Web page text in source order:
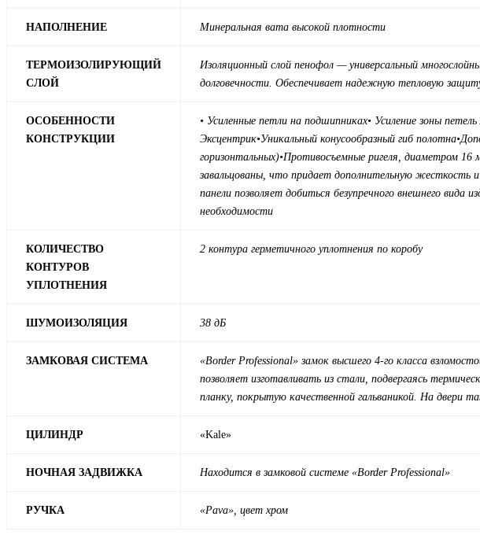
НАПОЛНЕНИЕ Минеральная вата высокой плотности
ТЕРМОИЗОЛИРУЮЩИЙ
СЛОЙ
Изоляционный слой пенофол — универсальный
долговечности. Обеспечивает надежную тепловую
ОСОБЕННОСТИ
КОНСТРУКЦИИ
• Усиленные петли на подшипниках• Усиление зоны
Эксцентрик•Уникальный конусообразный гиб полотна•
горизонтальных)•Противосъемные ригеля, диаметром
завальцованы, что придает дополнительную жесткость
панели позволяет добиться безупречного внешнего
необходимости
КОЛИЧЕСТВО
КОНТУРОВ
УПЛОТНЕНИЯ
2 контура герметичного уплотнения по коробу
ШУМОИЗОЛЯЦИЯ 38 дБ
ЗАМКОВАЯ СИСТЕМА
«Border Professional» замок высшего 4-го класса
позволяет изготавливать из стали, подвергаясь
планку, покрытую качественной гальваникой. На двери
ЦИЛИНДР «Kale»
НОЧНАЯ ЗАДВИЖКА Находится в замковой системе «Border Professional»
РУЧКА «Pava», цвет хром